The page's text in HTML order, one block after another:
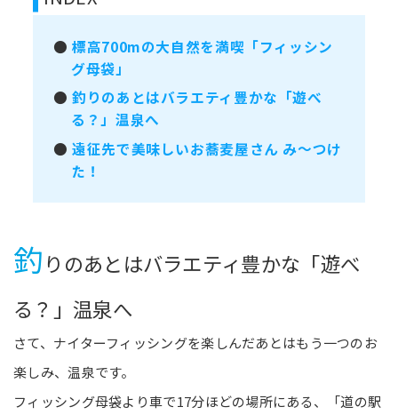
●標高700mの大自然を満喫「フィッシン
グ母袋」
●釣りのあとはバラエティ豊かな「遊べ
る？」温泉へ
●遠征先で美味しいお蕎麦屋さん み～つけ
た！
釣りのあとはバラエティ豊かな「遊べ
る？」温泉へ
さて、ナイターフィッシングを楽しんだあとはもう一つのお
楽しみ、温泉です。
フィッシング母袋より車で17分ほどの場所にある、「道の駅